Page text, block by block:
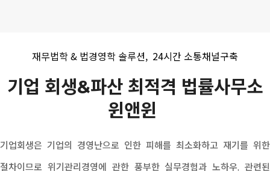
재무법학 & 법경영학 솔루션, 24시간 소통채널구축
기업 회생&파산 최적격 법률사무소
윈앤윈
기업회생은 기업의 경영난으로 인한 피해를 최소화하고 재기를 위한
절차이므로 위기관리경영에 관한 풍부한 실무경험과 노하우, 관련된